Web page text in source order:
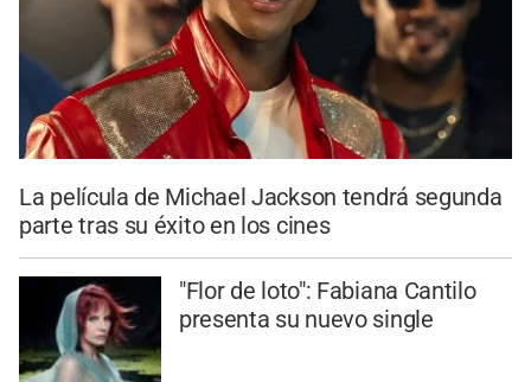
La película de Michael Jackson tendrá segunda
parte tras su éxito en los cines
"Flor de loto": Fabiana Cantilo
presenta su nuevo single